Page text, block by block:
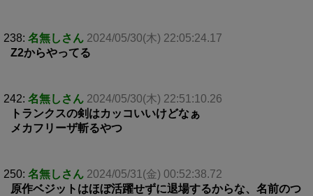
238: 名無しさん 2024/05/30(木) 22:05:24.17
Z2からやってる
242: 名無しさん 2024/05/30(木) 22:51:10.26
トランクスの剣はカッコいいけどなぁ
メカフリーザ斬るやつ
250: 名無しさん 2024/05/31(金) 00:52:38.72
原作ベジットはほぼ活躍せずに退場するからな、名前のつ